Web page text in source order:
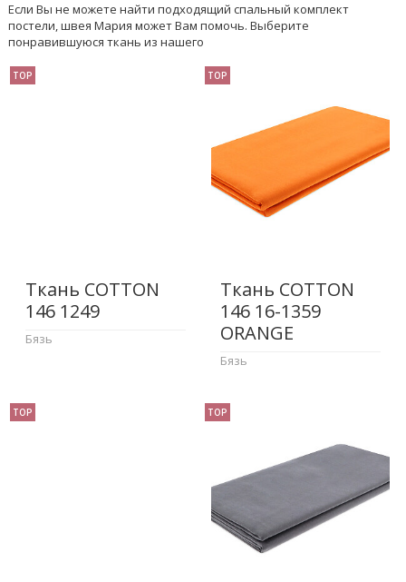
Если Вы не можете найти подходящий спальный комплект
постели, швея Мария может Вам помочь. Выберите
понравившуюся ткань из нашего
TOP
Ткань COTTON
146 1249
Бязь
TOP
Ткань COTTON
146 16-1359
ORANGE
Бязь
TOP TOP